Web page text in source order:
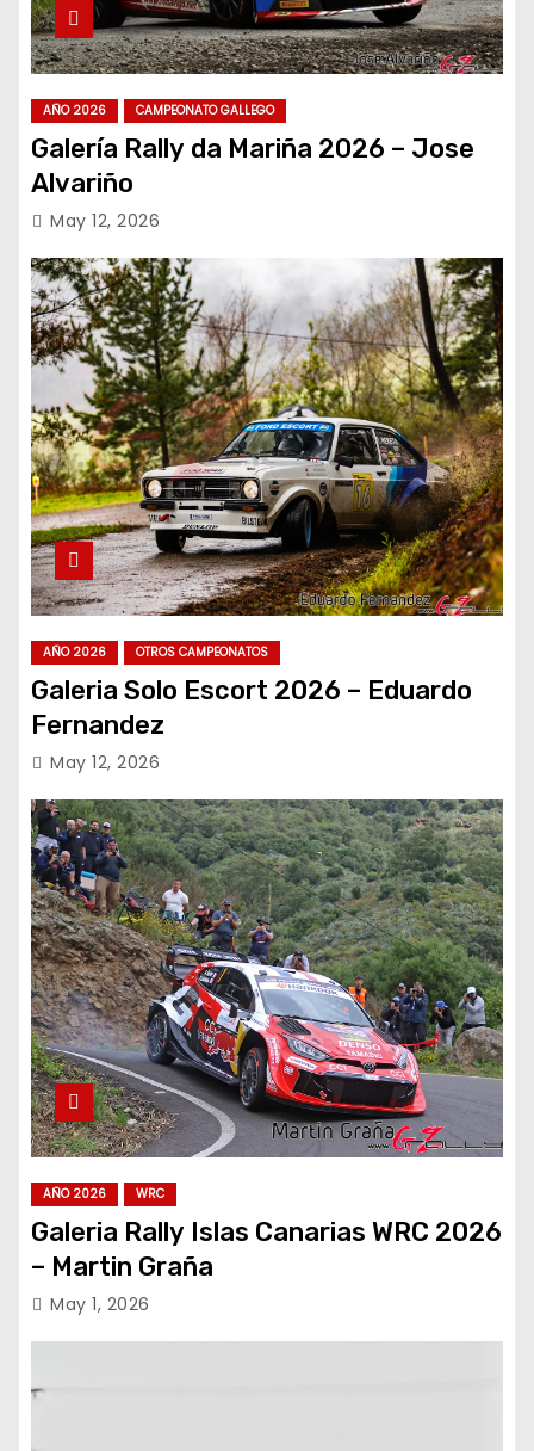
AÑO 2026 CAMPEONATO GALLEGO
Galería Rally da Mariña 2026 – Jose
Alvariño
May 12, 2026
AÑO 2026 OTROS CAMPEONATOS
Galeria Solo Escort 2026 – Eduardo
Fernandez
May 12, 2026
AÑO 2026 WRC
Galeria Rally Islas Canarias WRC 2026
– Martin Graña
May 1, 2026